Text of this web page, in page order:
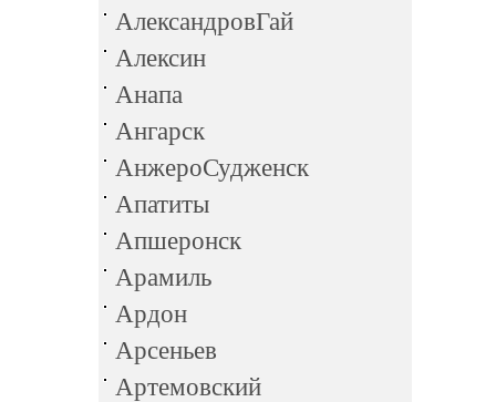
АлександровГай
Алексин
Анапа
Ангарск
АнжероСудженск
Апатиты
Апшеронск
Арамиль
Ардон
Арсеньев
Артемовский